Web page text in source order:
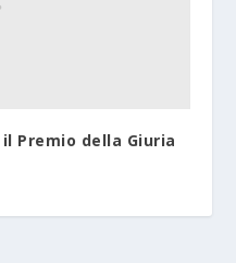
Premio della Giuria